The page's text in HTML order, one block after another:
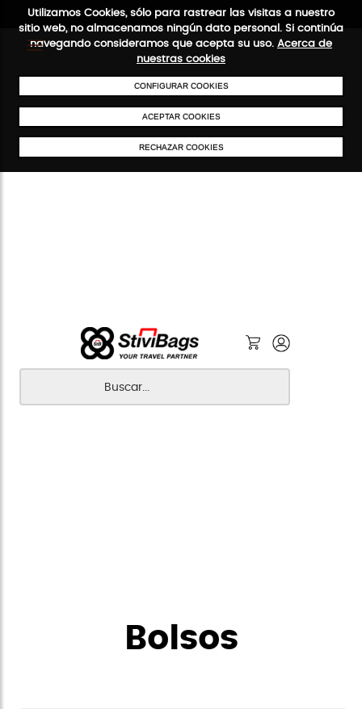
Utilizamos Cookies, sólo para rastrear las visitas a nuestro
sitio web, no almacenamos ningún dato personal. Si continúa
navegando consideramos que acepta su uso. Acerca de
nuestras cookies
CONFIGURAR COOKIES
ACEPTAR COOKIES
RECHAZAR COOKIES
ENVÍOS GRATIS A PARTIR DE 50 €
Bolsos